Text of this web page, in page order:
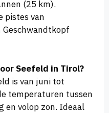
(25 km).
pistes van
Geschwandtkopf
Seefeld in Tirol?
is van juni tot
temperaturen tussen
en volop zon. Ideaal